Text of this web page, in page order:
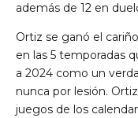
además de 12 en
Ortiz se ganó el
en las 5 temporadas
a 2024 como un
nunca por lesión.
juegos de los